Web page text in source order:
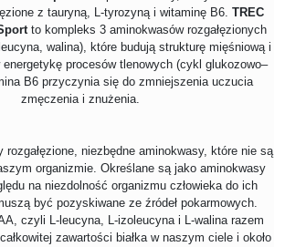
z tauryną, L-tyrozyną i witaminę B6. TREC
to kompleks 3 aminokwasów rozgałęzionych
walina), które budują strukturę mięśniową i
procesów tlenowych (cykl glukozowo–
B6 przyczynia się do zmniejszenia uczucia
zmęczenia i znużenia.
rozgałęzione, niezbędne aminokwasy, które nie są
organizmie. Określane są jako aminokwasy
na niezdolność organizmu człowieka do ich
być pozyskiwane ze źródeł pokarmowych.
czyli L-leucyna, L-izoleucyna i L-walina razem
zawartości białka w naszym ciele i około